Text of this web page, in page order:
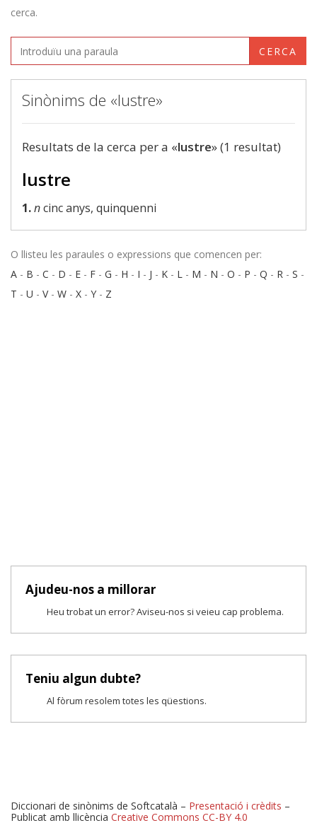
cerca.
CERCA
Sinònims de «lustre»
Resultats de la cerca per a «lustre» (1 resultat)
lustre
1.ncinc anys, quinquenni
O llisteu les paraules o expressions que comencen per:
A - B - C - D - E - F - G - H - I - J - K - L - M - N - O - P - Q - R - S -
T - U - V- W - X - Y - Z
Ajudeu-nos a millorar
Heu trobat un error? Aviseu-nos si veieu cap problema.
Teniu algun dubte?
Al fòrum resolem totes les qüestions.
Diccionari de sinònims de Softcatalà – Presentació i crèdits –
Publicat amb llicència Creative Commons CC-BY 4.0